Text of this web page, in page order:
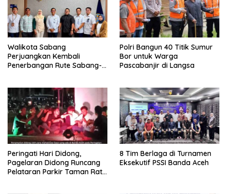
Walikota Sabang
Perjuangkan Kembali
Penerbangan Rute Sabang-
Polri Bangun 40 Titik Sumur
Bor untuk Warga
Pascabanjir di Langsa
Peringati Hari Didong,
Pagelaran Didong Runcang
Pelataran Parkir Taman Ratu
8 Tim Berlaga di Turnamen
Eksekutif PSSI Banda Aceh